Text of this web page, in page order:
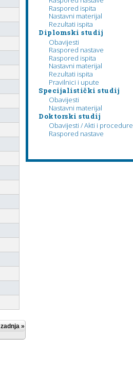
zadnja »
Raspored ispita
Nastavni materijal
Rezultati ispita
Diplomski studij
Obavijesti
Raspored nastave
Raspored ispita
Nastavni materijal
Rezultati ispita
Pravilnici i upute
Specijalistički studij
Obavijesti
Nastavni materijal
Doktorski studij
Obavijesti / Akti i procedure
Raspored nastave